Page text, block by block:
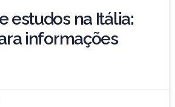
estudos na Itália:
informações